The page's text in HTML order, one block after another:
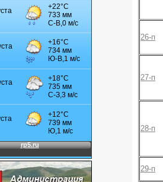
26-п
27-п
28-п
29-п